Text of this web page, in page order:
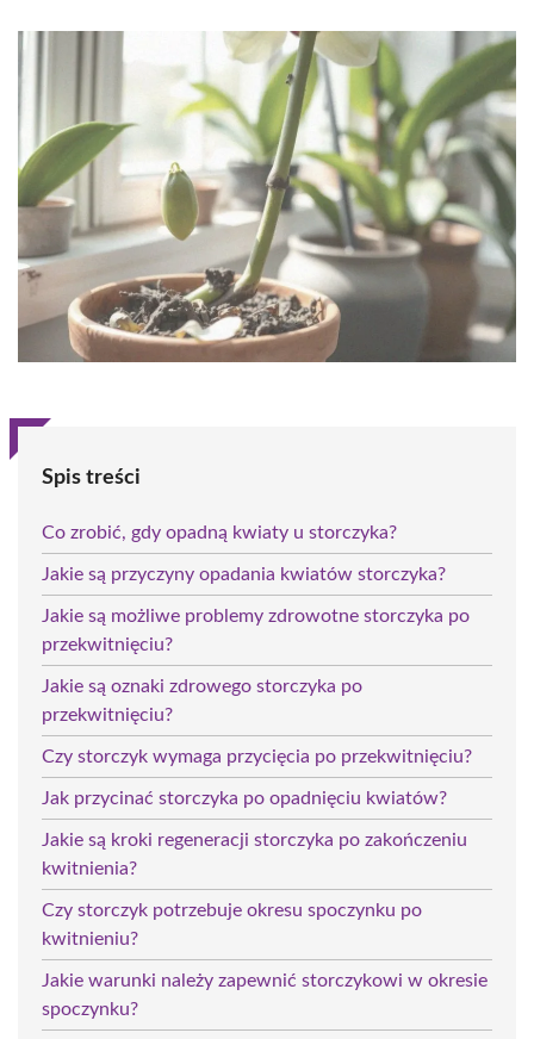
Spis treści
Co zrobić, gdy opadną kwiaty u storczyka?
Jakie są przyczyny opadania kwiatów storczyka?
Jakie są możliwe problemy zdrowotne storczyka po
przekwitnięciu?
Jakie są oznaki zdrowego storczyka po
przekwitnięciu?
Czy storczyk wymaga przycięcia po przekwitnięciu?
Jak przycinać storczyka po opadnięciu kwiatów?
Jakie są kroki regeneracji storczyka po zakończeniu
kwitnienia?
Czy storczyk potrzebuje okresu spoczynku po
kwitnieniu?
Jakie warunki należy zapewnić storczykowi w okresie
spoczynku?